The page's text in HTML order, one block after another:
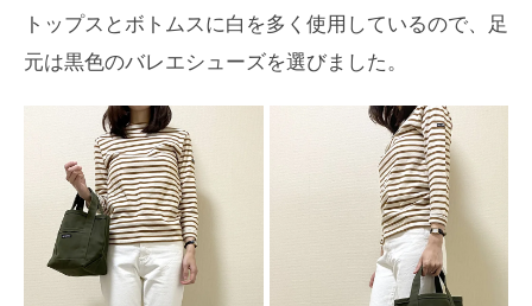
トップスとボトムスに白を多く使用しているので、足
元は黒色のバレエシューズを選びました。